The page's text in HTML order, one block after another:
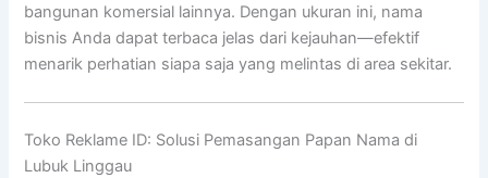
bangunan komersial lainnya. Dengan ukuran ini, nama
bisnis Anda dapat terbaca jelas dari kejauhan—efektif
menarik perhatian siapa saja yang melintas di area sekitar.
Toko Reklame ID: Solusi Pemasangan Papan Nama di
Lubuk Linggau